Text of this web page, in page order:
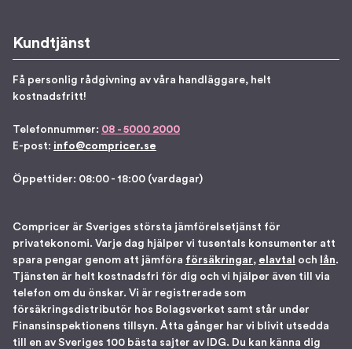
Kundtjänst
Få personlig rådgivning av våra handläggare, helt
kostnadsfritt!
Telefonnummer: 08 - 5000 2000
E-post: info@compricer.se
Öppettider: 08:00 - 18:00 (vardagar)
Compricer är Sveriges största jämförelsetjänst för
privatekonomi. Varje dag hjälper vi tusentals konsumenter att
spara pengar genom att jämföra försäkringar, elavtal och lån.
Tjänsten är helt kostnadsfri för dig och vi hjälper även till via
telefon om du önskar. Vi är registrerade som
försäkringsdistributör hos Bolagsverket samt står under
Finansinspektionens tillsyn. Åtta gånger har vi blivit utsedda
till en av Sveriges 100 bästa sajter av IDG. Du kan känna dig